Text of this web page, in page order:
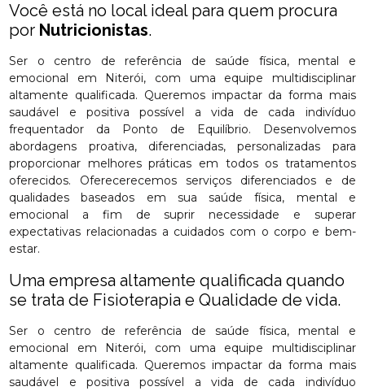
Você está no local ideal para quem procura
por Nutricionistas.
Ser o centro de referência de saúde física, mental e
emocional em Niterói, com uma equipe multidisciplinar
altamente qualificada. Queremos impactar da forma mais
saudável e positiva possível a vida de cada indivíduo
frequentador da Ponto de Equilíbrio. Desenvolvemos
abordagens proativa, diferenciadas, personalizadas para
proporcionar melhores práticas em todos os tratamentos
oferecidos. Oferecerecemos serviços diferenciados e de
qualidades baseados em sua saúde física, mental e
emocional a fim de suprir necessidade e superar
expectativas relacionadas a cuidados com o corpo e bem-
estar.
Uma empresa altamente qualificada quando
se trata de Fisioterapia e Qualidade de vida.
Ser o centro de referência de saúde física, mental e
emocional em Niterói, com uma equipe multidisciplinar
altamente qualificada. Queremos impactar da forma mais
saudável e positiva possível a vida de cada indivíduo